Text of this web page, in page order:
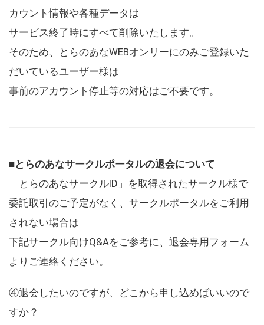
カウント情報や各種データは
サービス終了時にすべて削除いたします。
そのため、とらのあなWEBオンリーにのみご登録いた
だいているユーザー様は
事前のアカウント停止等の対応はご不要です。
■とらのあなサークルポータルの退会について
「とらのあなサークルID」を取得されたサークル様で
委託取引のご予定がなく、サークルポータルをご利用
されない場合は
下記サークル向けQ&Aをご参考に、退会専用フォーム
よりご連絡ください。
④退会したいのですが、どこから申し込めばいいので
すか？